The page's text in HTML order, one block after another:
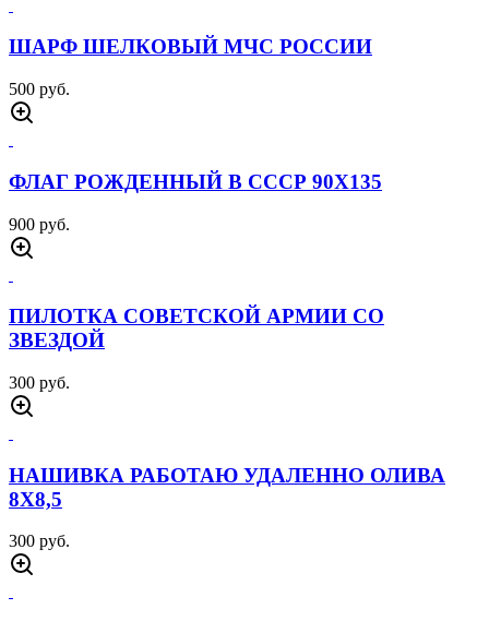
ШАРФ ШЕЛКОВЫЙ МЧС РОССИИ
500 руб.
ФЛАГ РОЖДЕННЫЙ В СССР 90Х135
900 руб.
ПИЛОТКА СОВЕТСКОЙ АРМИИ CО
ЗВЕЗДОЙ
300 руб.
НАШИВКА РАБОТАЮ УДАЛЕННО ОЛИВА
8Х8,5
300 руб.